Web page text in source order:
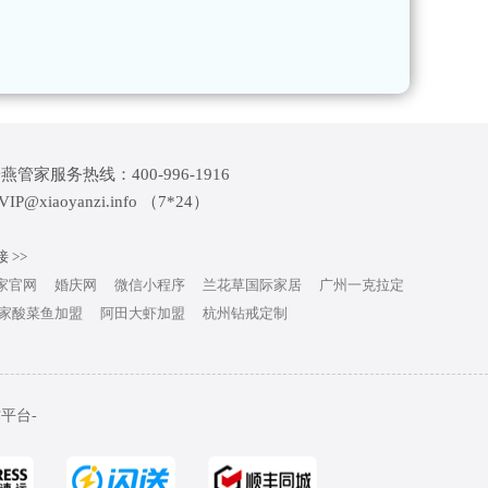
管家服务热线：400-996-1916
（7*24）
>>
官网
婚庆网 微信小程序 兰花草国际家居
广州一克拉定
酸菜鱼加盟
阿田大虾加盟 杭州钻戒定制
台-